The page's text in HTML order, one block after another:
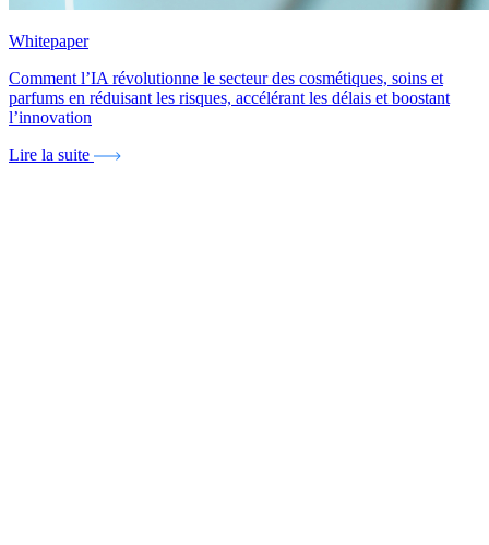
Whitepaper
Comment l’IA révolutionne le secteur des cosmétiques, soins et
parfums en réduisant les risques, accélérant les délais et boostant
l’innovation
Lire la suite